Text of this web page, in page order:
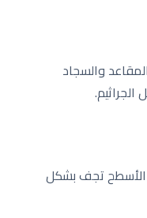
والسجاد
الأسطح تجف بشكل